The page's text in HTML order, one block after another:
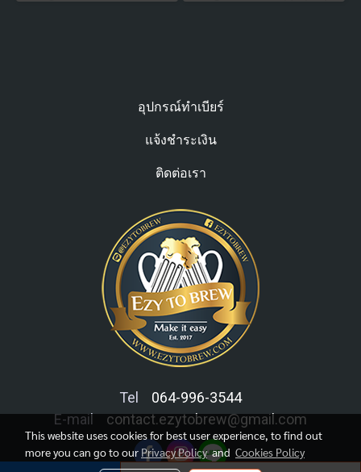
อุปกรณ์ทำเบียร์
แจ้งชำระเงิน
ติดต่อเรา
Tel
064-996-3544
E-mailcontact.ezytobrew@gmail.com
This website uses cookies for best user experience, to find out
more you can go to our Privacy Policyand Cookies Policy